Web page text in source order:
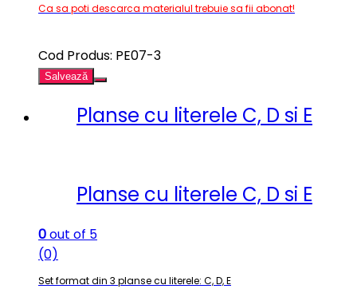
Ca sa poti descarca materialul trebuie sa fii abonat!
Cod Produs: PE07-3
Salvează
Planse cu literele C, D si E
Planse cu literele C, D si E
0out of 5
(0)
Set format din 3 planse cu literele: C, D, E